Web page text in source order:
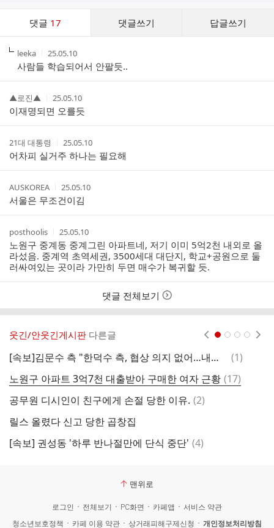
댓글 17 댓글쓰기 답글쓰기
스
작
성
자
leeka
작
성
시
간
25.05.10
사람들 학습되어서 안팔듯..
작
성
자
▲로진▲
작
성
시
간
25.05.10
이재명되면 오를듯
작
성
자
21대 대통령
작
성
간
25.05.10
어차피 실거주 하나는 필요해
작
성
자
AUSKOREA
작
성
시
간
25.05.10
서울은 무조건이김
작
성
자
posthoolis
작
성
시
간
25.05.10
노원구 중계동 중계그린 아파트네, 저기 이미 5억2천 내외로 올
라섰음. 중계역 초역세권, 3500세대 대단지, 학교+공원으로 둘
러싸여있는 곳이라 가만히 두면 매수가 복귀할 듯.
댓글 전체보기
웃긴/안웃긴게시판 다른글
[속보]김문수 측 "한덕수 측, 협상 의지 없어…내일 후보 등록 절차 돌입"
댓
(1)
노원구 아파트 3억7천 대출받아 구매한 여자 근황 댓
글
(17)
공무원 디시인이 친구에게 손절 당한 이유. 댓
(2)
릴스 올렸다 신고 당한 곱창집
[속보] 권성동 '하루 반나절만에 단식 중단' 댓
(4)
맨위로
로그인 전체보기 PC화면 카페앱
서비스 약관
청소년보호정책
카페 이용 약관 상거래피해구제신청 개인정보처리방침